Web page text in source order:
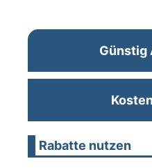
Günstig
Rabatte nutzen